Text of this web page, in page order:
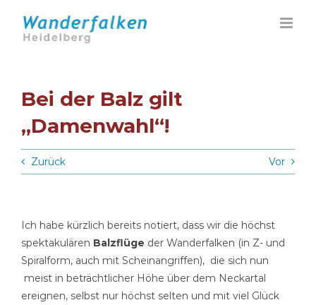
Inhalt
springen
Bei der Balz gilt
„Damenwahl“!
Zurück Vor
Ich habe kürzlich bereits notiert, dass wir die höchst
spektakulären Balzflüge der Wanderfalken (in Z- und
Spiralform, auch mit Scheinangriffen), die sich nun
meist in beträchtlicher Höhe über dem Neckartal
ereignen, selbst nur höchst selten und mit viel Glück